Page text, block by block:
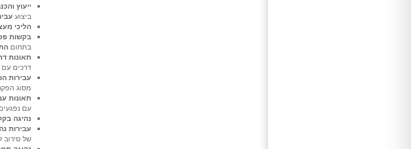
ייעוץ
ביצוע
הליכי
בקשות
בתחום
תאונות
דרכים עם
עבירות
מסוג
תאונות
עם
נהיגה
עבירות
של סירוב